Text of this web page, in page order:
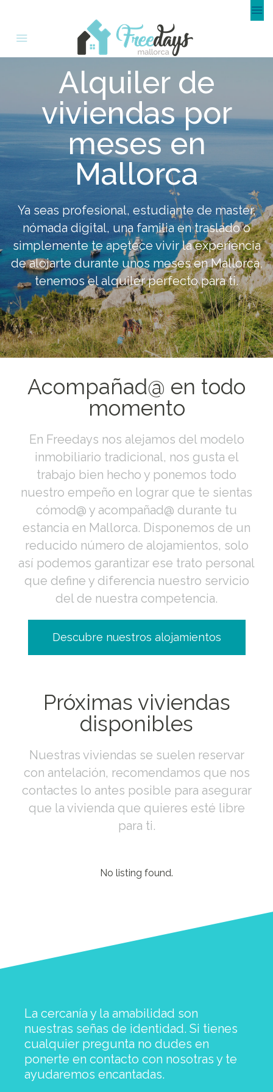
Alquiler de
viviendas por
meses en
Mallorca
Ya seas profesional, estudiante de master,
nómada digital, una familia en traslado o
simplemente te apetece vivir la experiencia
de alojarte durante unos meses en Mallorca,
tenemos el alquiler perfecto para ti.
Acompañad@ en todo
momento
En Freedays nos alejamos del modelo
inmobiliario tradicional, nos gusta el
trabajo bien hecho y ponemos todo
nuestro empeño en lograr que te sientas
cómod@ y acompañad@ durante tu
estancia en Mallorca. Disponemos de un
reducido número de alojamientos, solo
así podemos garantizar ese trato personal
que define y diferencia nuestro servicio
del de nuestra competencia.
Descubre nuestros alojamientos
Próximas viviendas
disponibles
Nuestras viviendas se suelen reservar
con antelación, recomendamos que nos
contactes lo antes posible para asegurar
que la vivienda que quieres esté libre
para ti.
No listing found.
La cercanía y la amabilidad son
nuestras señas de identidad. Si tienes
cualquier pregunta no dudes en
ponerte en contacto con nosotras y te
ayudaremos encantadas.